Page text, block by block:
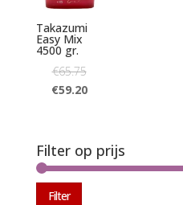
Takazumi
Easy Mix
4500 gr.
€65.75
€59.20
Filter op prijs
Filter